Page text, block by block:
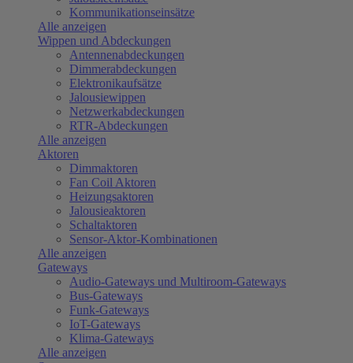
Kommunikationseinsätze
Alle anzeigen
Wippen und Abdeckungen
Antennenabdeckungen
Dimmerabdeckungen
Elektronikaufsätze
Jalousiewippen
Netzwerkabdeckungen
RTR-Abdeckungen
Alle anzeigen
Aktoren
Dimmaktoren
Fan Coil Aktoren
Heizungsaktoren
Jalousieaktoren
Schaltaktoren
Sensor-Aktor-Kombinationen
Alle anzeigen
Gateways
Audio-Gateways und Multiroom-Gateways
Bus-Gateways
Funk-Gateways
IoT-Gateways
Klima-Gateways
Alle anzeigen